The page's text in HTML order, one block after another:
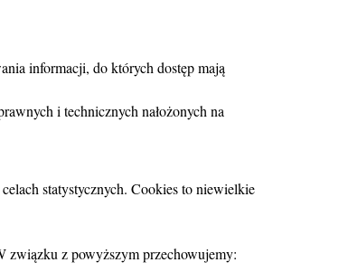
informacji, do których dostęp mają
i technicznych nałożonych na
statystycznych. Cookies to niewielkie
związku z powyższym przechowujemy: